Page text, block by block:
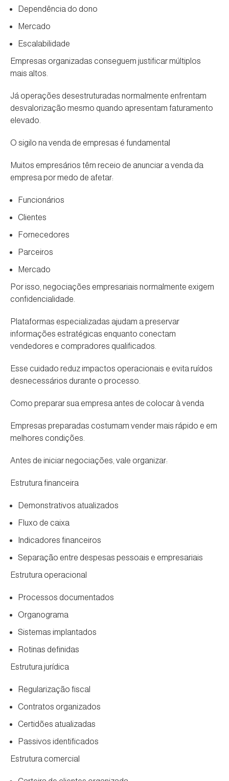
Dependência do dono
Mercado
Escalabilidade
Empresas organizadas conseguem justificar múltiplos
mais altos.
Já operações desestruturadas normalmente enfrentam
desvalorização mesmo quando apresentam faturamento
elevado.
O sigilo na venda de empresas é fundamental
Muitos empresários têm receio de anunciar a venda da
empresa por medo de afetar:
Funcionários
Clientes
Fornecedores
Parceiros
Mercado
Por isso, negociações empresariais normalmente exigem
confidencialidade.
Plataformas especializadas ajudam a preservar
informações estratégicas enquanto conectam
vendedores e compradores qualificados.
Esse cuidado reduz impactos operacionais e evita ruídos
desnecessários durante o processo.
Como preparar sua empresa antes de colocar à venda
Empresas preparadas costumam vender mais rápido e em
melhores condições.
Antes de iniciar negociações, vale organizar:
Estrutura financeira
Demonstrativos atualizados
Fluxo de caixa
Indicadores financeiros
Separação entre despesas pessoais e empresariais
Estrutura operacional
Processos documentados
Organograma
Sistemas implantados
Rotinas definidas
Estrutura jurídica
Regularização fiscal
Contratos organizados
Certidões atualizadas
Passivos identificados
Estrutura comercial